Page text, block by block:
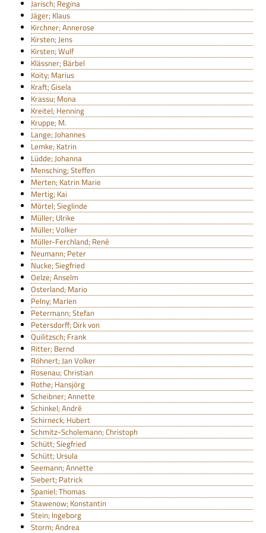
Jarisch; Regina
Jäger; Klaus
Kirchner; Annerose
Kirsten; Jens
Kirsten; Wulf
Klässner; Bärbel
Koity; Marius
Kraft; Gisela
Krassu; Mona
Kreitel; Henning
Kruppe; M.
Lange; Johannes
Lemke; Katrin
Lüdde; Johanna
Mensching; Steffen
Merten; Katrin Marie
Mertig; Kai
Mörtel; Sieglinde
Müller; Ulrike
Müller; Volker
Müller-Ferchland; René
Neumann; Peter
Nucke; Siegfried
Oelze; Anselm
Osterland; Mario
Pelny; Marlen
Petermann; Stefan
Petersdorff; Dirk von
Quilitzsch; Frank
Ritter; Bernd
Röhnert; Jan Volker
Rosenau; Christian
Rothe; Hansjörg
Scheibner; Annette
Schinkel; André
Schirneck; Hubert
Schmitz-Scholemann; Christoph
Schütt; Siegfried
Schütt; Ursula
Seemann; Annette
Siebert; Patrick
Spaniel; Thomas
Stawenow; Konstantin
Stein; Ingeborg
Storm; Andrea